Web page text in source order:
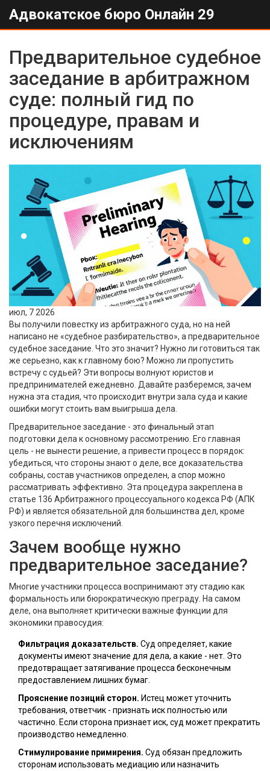
Адвокатское бюро Онлайн 29
Предварительное судебное
заседание в арбитражном
суде: полный гид по
процедуре, правам и
исключениям
июл, 7 2026
Вы получили повестку из арбитражного суда, но на ней
написано не «судебное разбирательство», а предварительное
судебное заседание . Что это значит? Нужно ли готовиться так
же серьезно, как к главному бою? Можно ли пропустить
встречу с судьей? Эти вопросы волнуют юристов и
предпринимателей ежедневно. Давайте разберемся, зачем
нужна эта стадия, что происходит внутри зала суда и какие
ошибки могут стоить вам выигрыша дела.
Предварительное заседание - это финальный этап
подготовки дела к основному рассмотрению. Его главная
цель - не вынести решение, а привести процесс в порядок:
убедиться, что стороны знают о деле, все доказательства
собраны, состав участников определен, а спор можно
рассматривать эффективно. Эта процедура закреплена в
статье 136 Арбитражного процессуального кодекса РФ (АПК
РФ) и является обязательной для большинства дел, кроме
узкого перечня исключений.
Зачем вообще нужно
предварительное заседание?
Многие участники процесса воспринимают эту стадию как
формальность или бюрократическую преграду. На самом
деле, она выполняет критически важные функции для
экономики правосудия:
Фильтрация доказательств. Суд определяет, какие
документы имеют значение для дела, а какие - нет. Это
предотвращает затягивание процесса бесконечным
предоставлением лишних бумаг.
Прояснение позиций сторон. Истец может уточнить
требования, ответчик - признать иск полностью или
частично. Если сторона признает иск, суд может прекратить
производство немедленно.
Стимулирование примирения. Суд обязан предложить
сторонам использовать медиацию или назначить